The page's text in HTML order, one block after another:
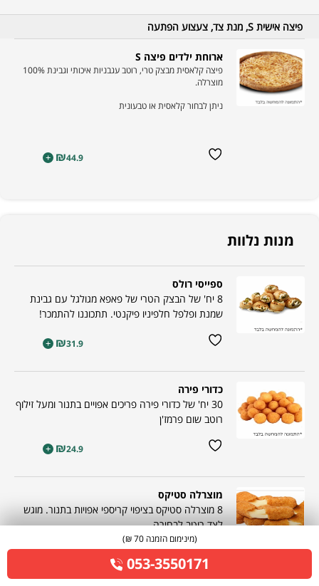
פיצה אישית S, מנת צד, צעצוע הפתעה
ארוחת ילדים פיצה S
פיצה קלאסית מבצק טרי, רוטב עגבניות איכותי וגבינת 100%
מוצרלה.
ניתן לבחור קלאסית או טבעונית
₪44.9
+
מנות נלוות
ספייסי רולס
8 יח' של הבצק הטרי של פאפא מגולגל עם גבינת
שמנת ופלפל חלפיניו פיקנטי. תתכוננו להתמכר!
₪31.9
+
כדורי פירה
30 יח' של כדורי פירה פריכים אפויים בתנור ומעל זילוף
רוטב שום פרמז'ן
₪24.9
+
מוצרלה סטיקס
8 מוצרלה סטיקס בציפוי קריספי אפויות בתנור. מוגש
לצד רוטב לבחירה
₪
(מינימום הזמנה 70 ₪)
053-3550171